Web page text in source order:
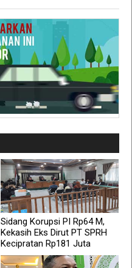
Sidang Korupsi PI Rp64 M,
Kekasih Eks Dirut PT SPRH
Kecipratan Rp181 Juta